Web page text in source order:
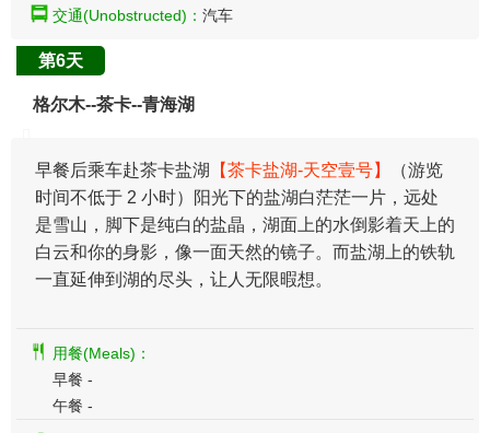
交通(Unobstructed)： 汽车
第6天
格尔木--茶卡--青海湖
早餐后乘车赴茶卡盐湖 【茶卡盐湖-天空壹号】
（游览
时间不低于 2 小时）阳光下的盐湖白茫茫一片，远处
是雪山，脚下是纯白的盐晶，湖面上的水倒影着天上的
白云和你的身影，像一面天然的镜子。而盐湖上的铁轨
一直延伸到湖的尽头，让人无限暇想。
用餐(Meals)：
早餐 -
午餐 -